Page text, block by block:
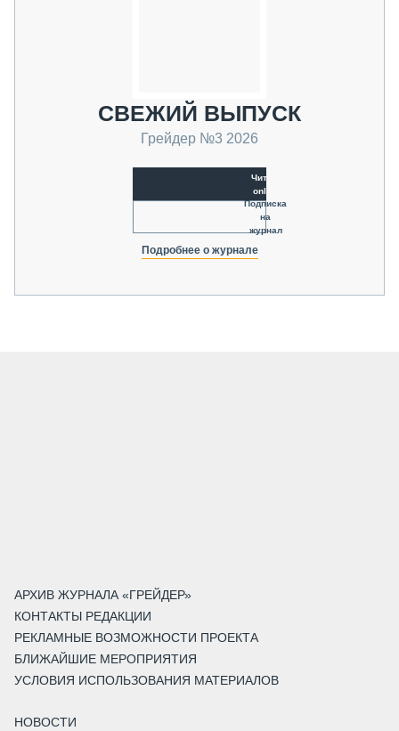
СВЕЖИЙ ВЫПУСК
Грейдер №3 2026
Читать
online
Подписка
на
журнал
Подробнее о журнале
АРХИВ ЖУРНАЛА «ГРЕЙДЕР»
КОНТАКТЫ РЕДАКЦИИ
РЕКЛАМНЫЕ ВОЗМОЖНОСТИ ПРОЕКТА
БЛИЖАЙШИЕ МЕРОПРИЯТИЯ
УСЛОВИЯ ИСПОЛЬЗОВАНИЯ МАТЕРИАЛОВ
НОВОСТИ